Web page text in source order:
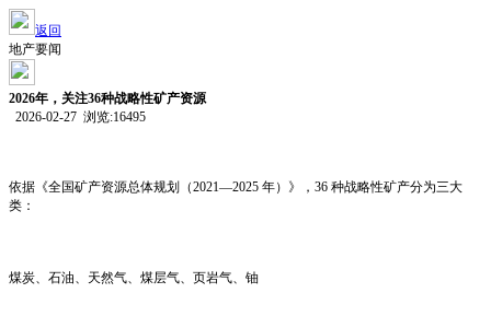
返回
地产要闻
2026年，关注36种战略性矿产资源
2026-02-27 浏览:16495
依据《全国矿产资源总体规划（2021—2025 年）》，36 种战略性矿产分为三大
类：
煤炭、石油、天然气、煤层气、页岩气、铀